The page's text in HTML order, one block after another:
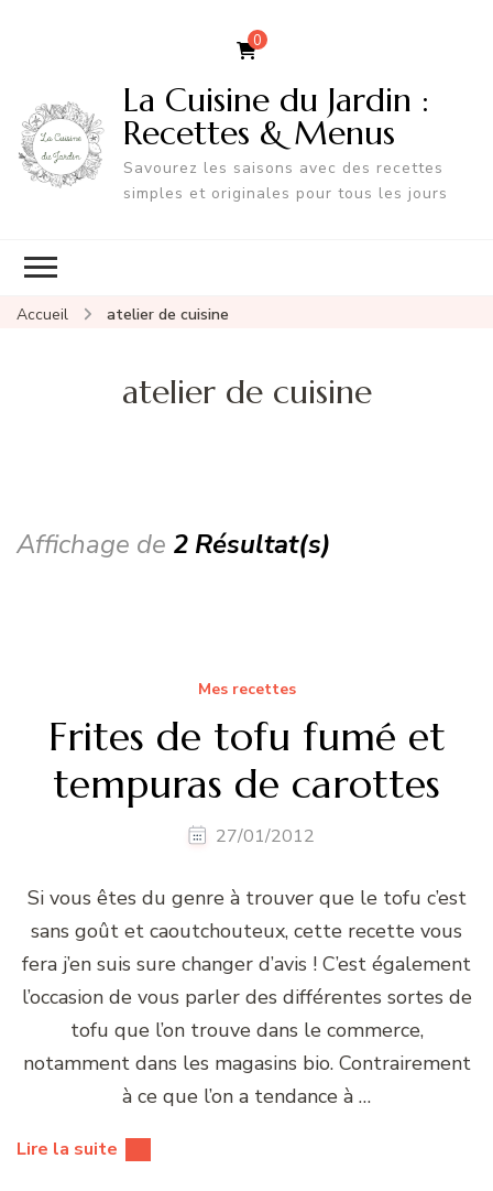
0
La Cuisine du Jardin :
Recettes & Menus
Savourez les saisons avec des recettes
simples et originales pour tous les jours
Accueil atelier de cuisine
atelier de cuisine
Affichage de 2 Résultat(s)
Mes recettes
Frites de tofu fumé et
tempuras de carottes
27/01/2012
Si vous êtes du genre à trouver que le tofu c’est
sans goût et caoutchouteux, cette recette vous
fera j’en suis sure changer d’avis ! C’est également
l’occasion de vous parler des différentes sortes de
tofu que l’on trouve dans le commerce,
notamment dans les magasins bio. Contrairement
à ce que l’on a tendance à …
Lire la suite